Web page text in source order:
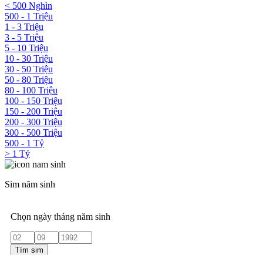
< 500 Nghìn
500 - 1 Triệu
1 - 3 Triệu
3 - 5 Triệu
5 - 10 Triệu
10 - 30 Triệu
30 - 50 Triệu
50 - 80 Triệu
80 - 100 Triệu
100 - 150 Triệu
150 - 200 Triệu
200 - 300 Triệu
300 - 500 Triệu
500 - 1 Tỷ
> 1 Tỷ
Sim năm sinh
Chọn ngày tháng năm sinh
Tìm sim